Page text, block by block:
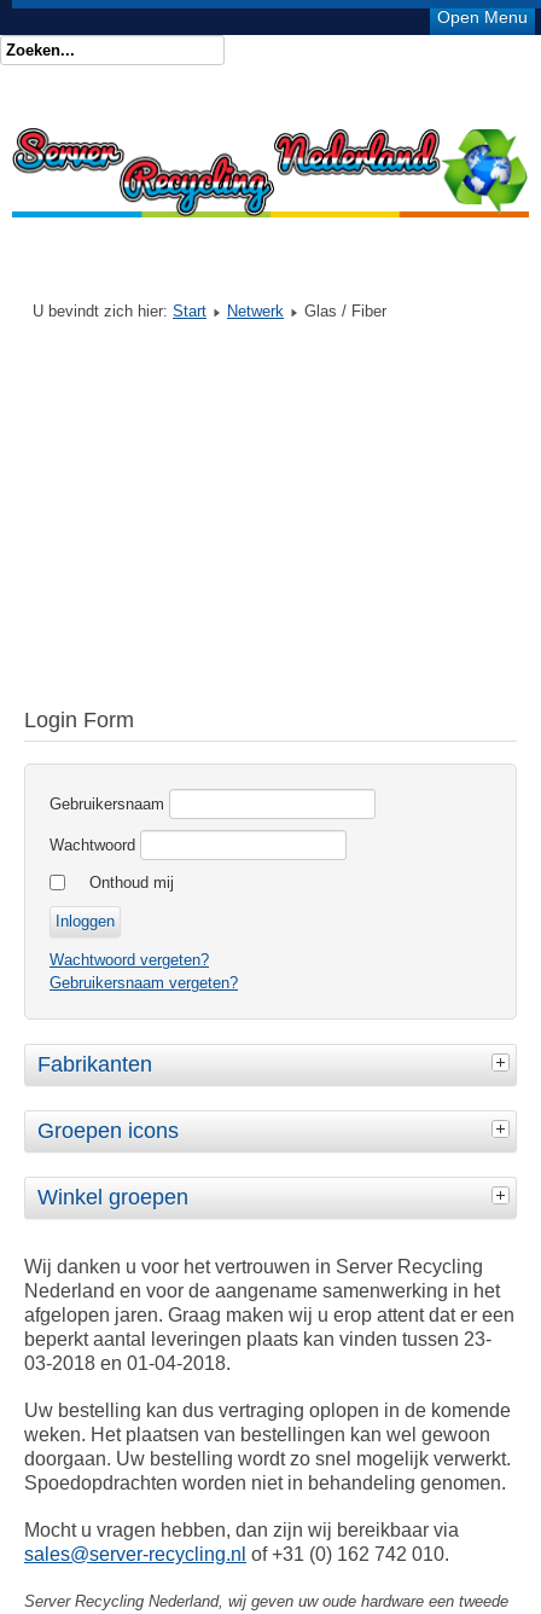
Open Menu
U bevindt zich hier: Start Netwerk Glas / Fiber
Login Form
Gebruikersnaam
Wachtwoord
Onthoud mij
Wachtwoord vergeten?
Gebruikersnaam vergeten?
Fabrikanten
Groepen icons
Winkel groepen
Wij danken u voor het vertrouwen in Server Recycling
Nederland en voor de aangename samenwerking in het
afgelopen jaren. Graag maken wij u erop attent dat er een
beperkt aantal leveringen plaats kan vinden tussen 23-
03-2018 en 01-04-2018.
Uw bestelling kan dus vertraging oplopen in de komende
weken. Het plaatsen van bestellingen kan wel gewoon
doorgaan. Uw bestelling wordt zo snel mogelijk verwerkt.
Spoedopdrachten worden niet in behandeling genomen.
Mocht u vragen hebben, dan zijn wij bereikbaar via
sales@server-recycling.nl of +31 (0) 162 742 010.
Server Recycling Nederland, wij geven uw oude hardware een tweede